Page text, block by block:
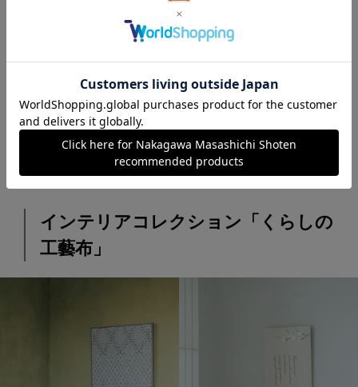
45×30cm：枕詞の「草枕」自体をローマ字に変
45×45cm：「草枕旅行く人も行き触ればにほい
集：巻8-1532）
インテリアコレクション「くらしの
工藝布」